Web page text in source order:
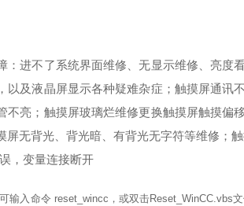
：进不了系统界面维修、无显示维修、亮度
及液晶屏显示各种疑难杂症；触摸屏通讯
亮；触摸屏玻璃烂维修更换触摸屏触摸偏
无背光、背光暗、有背光无字符等维修；
，变量连接断开
输入命令 reset_wincc，或双击Reset_WinCC.vbs